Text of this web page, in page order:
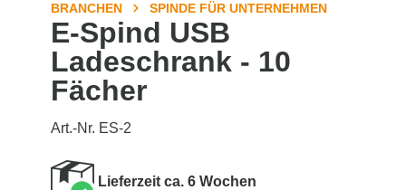
BRANCHEN
SPINDE FÜR UNTERNEHMEN
E-Spind USB
Ladeschrank - 10
Fächer
Art.-Nr. ES-2
Lieferzeit ca. 6 Wochen